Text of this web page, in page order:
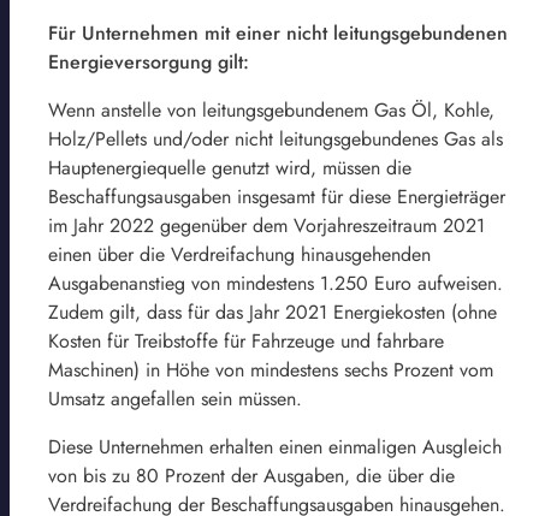
Für Unternehmen mit einer nicht leitungsgebundenen
Energieversorgung gilt:
Wenn anstelle von leitungsgebundenem Gas Öl, Kohle,
Holz/Pellets und/oder nicht leitungsgebundenes Gas als
Hauptenergiequelle genutzt wird, müssen die
Beschaffungsausgaben insgesamt für diese Energieträger
im Jahr 2022 gegenüber dem Vorjahreszeitraum 2021
einen über die Verdreifachung hinausgehenden
Ausgabenanstieg von mindestens 1.250 Euro aufweisen.
Zudem gilt, dass für das Jahr 2021 Energiekosten (ohne
Kosten für Treibstoffe für Fahrzeuge und fahrbare
Maschinen) in Höhe von mindestens sechs Prozent vom
Umsatz angefallen sein müssen.
Diese Unternehmen erhalten einen einmaligen Ausgleich
von bis zu 80 Prozent der Ausgaben, die über die
Verdreifachung der Beschaffungsausgaben hinausgehen.